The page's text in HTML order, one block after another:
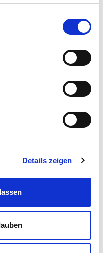
Details zeigen